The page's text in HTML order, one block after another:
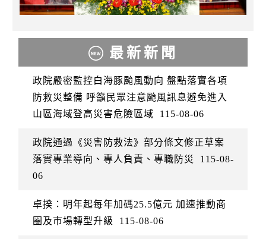
最新新聞
政院嚴密監控白海豚颱風動向 盤點落實各項
防救災整備 呼籲民眾注意颱風訊息避免進入
山區海域登高災害危險區域
115-08-06
政院通過《災害防救法》部分條文修正草案
落實專業導向、專人負責、專職防災
115-08-
06
卓揆：明年起每年加碼25.5億元 加速推動商
圈及市場轉型升級
115-08-06